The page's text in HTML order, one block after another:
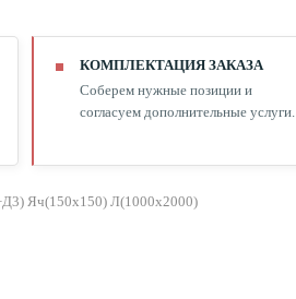
КОМПЛЕКТАЦИЯ ЗАКАЗА
Соберем нужные позиции и
согласуем дополнительные услуги.
Яч(150х150) Л(1000х2000)